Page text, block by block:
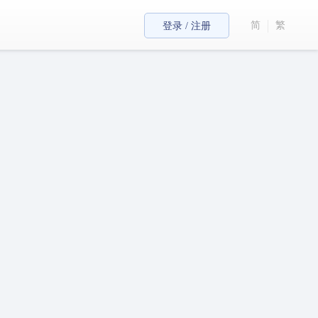
登录 / 注册 简 繁